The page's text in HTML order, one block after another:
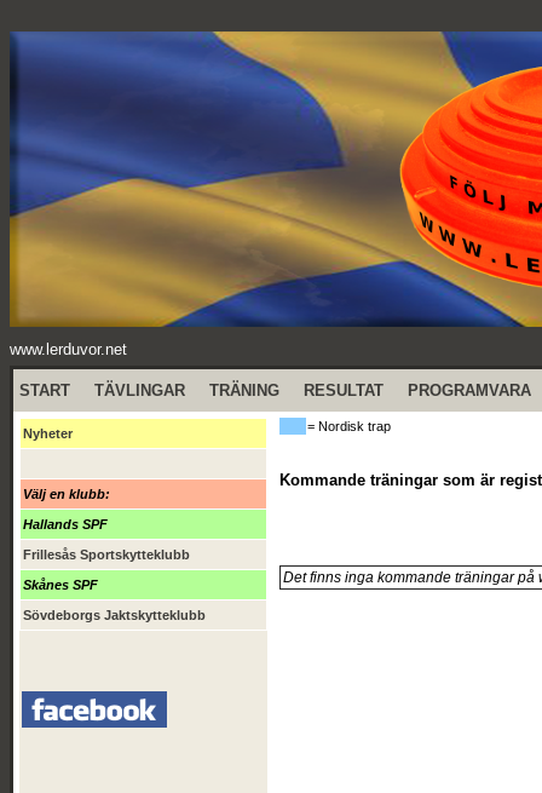
www.lerduvor.net
START TÄVLINGAR TRÄNING RESULTAT PROGRAMVARA
Nyheter
Välj en klubb:
Hallands SPF
Frillesås Sportskytteklubb
Skånes SPF
Sövdeborgs Jaktskytteklubb
= Nordisk trap
Kommande träningar som är
Det finns inga kommande träningar på